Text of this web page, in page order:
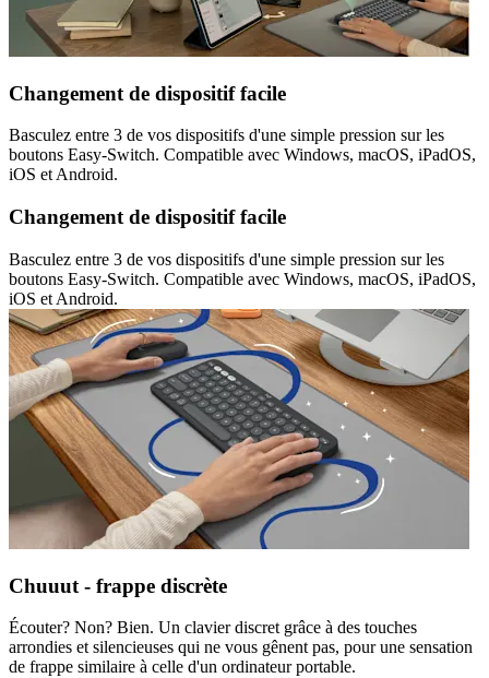
Changement de dispositif facile
Basculez entre 3 de vos dispositifs d'une simple pression sur les
boutons Easy-Switch. Compatible avec Windows, macOS, iPadOS,
iOS et Android.
Changement de dispositif facile
Basculez entre 3 de vos dispositifs d'une simple pression sur les
boutons Easy-Switch. Compatible avec Windows, macOS, iPadOS,
iOS et Android.
Chuuut - frappe discrète
Écouter? Non? Bien. Un clavier discret grâce à des touches
arrondies et silencieuses qui ne vous gênent pas, pour une sensation
de frappe similaire à celle d'un ordinateur portable.